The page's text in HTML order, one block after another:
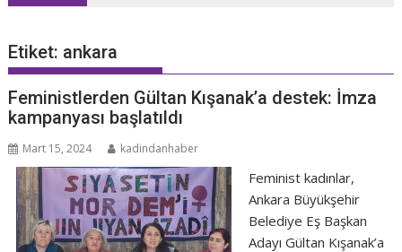
Etiket: ankara
Feministlerden Gültan Kışanak’a destek: İmza
kampanyası başlatıldı
Mart 15, 2024 kadindanhaber
Feminist kadınlar,
Ankara Büyükşehir
Belediye Eş Başkan
Adayı Gültan Kışanak’a